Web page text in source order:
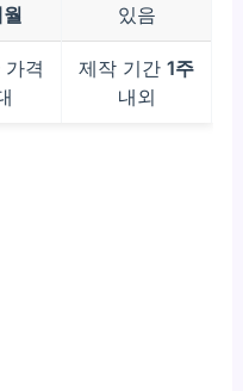
있음
가격
제작 기간1주
내외